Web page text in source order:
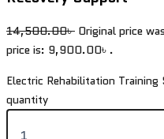
14,500.00৳ Original price
price is: 9,900.00৳ .
Electric Rehabilitation
quantity